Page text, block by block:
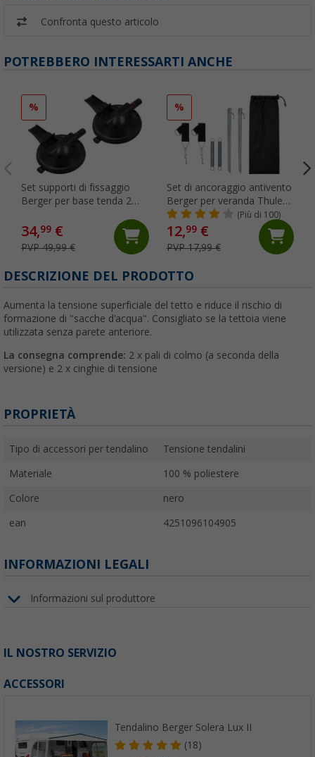
Confronta questo articolo
POTREBBERO INTERESSARTI ANCHE
%
Set supporti di fissaggio
Berger per base tenda 2
34,99 €
PVP 49,99 €
%
Set di ancoraggio antivento
Berger per veranda Thule
Omnistor
(Più di 100)
12,99€
PVP 17,99 €
DESCRIZIONE DEL PRODOTTO
Aumenta la tensione superficiale del tetto e riduce il rischio di
formazione di "sacche d'acqua". Consigliato se la tettoia viene
utilizzata senza parete anteriore.
La consegna comprende: 2 x pali di colmo (a seconda della
versione) e 2 x cinghie di tensione
PROPRIETÀ
Tipo di accessori per tendalino Tensione tendalini
Materiale 100 % poliestere
Colore nero
ean 4251096104905
INFORMAZIONI LEGALI
Informazioni sul produttore
IL NOSTRO SERVIZIO
ACCESSORI
Tendalino Berger Solera Lux II
(18)